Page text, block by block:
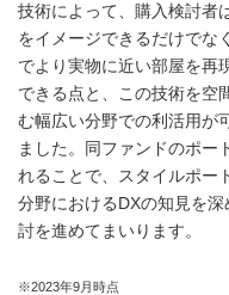
技術によって、購入検討者
をイメージできるだけでな
でより実物に近い部屋を再
できる点と、この技術を空
む幅広い分野での利活用が
ました。同ファンドのポー
れることで、スタイルポー
分野におけるDXの知見を
討を進めてまいります。
※2023年9月時点